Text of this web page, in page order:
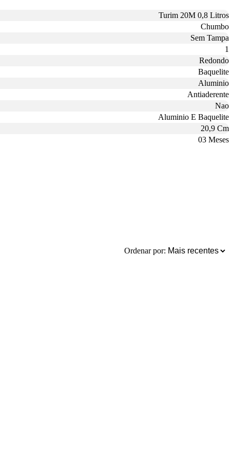
Turim 20M 0,8 Litros
Chumbo
Sem Tampa
1
Redondo
Baquelite
Aluminio
Antiaderente
Nao
Aluminio E Baquelite
20,9 Cm
03 Meses
Ordenar por: